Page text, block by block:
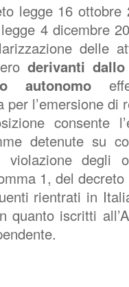
legge 16
4 dicembre
delle
derivanti
autonomo
l’emersione di
consente
detenute su
violazione degli
1, del
rientrati in
quanto iscritti